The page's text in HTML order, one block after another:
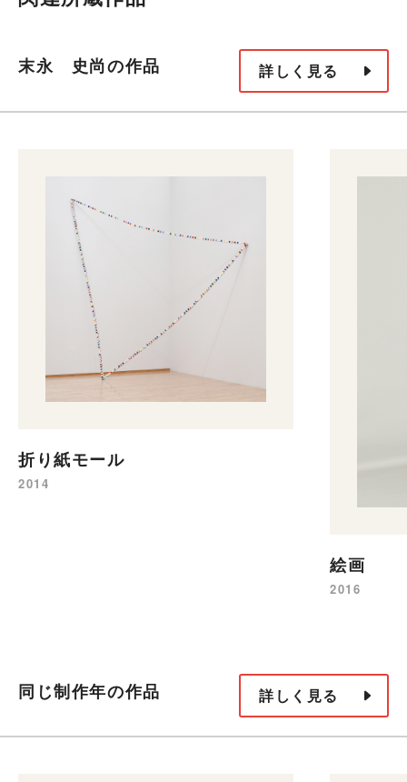
末永 史尚の作品 詳しく見る
折り紙モール
2014
絵画
2016
同じ制作年の作品 詳しく見る